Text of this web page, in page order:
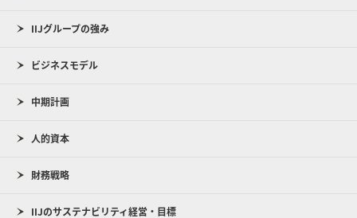
IIJグループの強み
ビジネスモデル
中期計画
人的資本
財務戦略
IIJのサステナビリティ経営・目標